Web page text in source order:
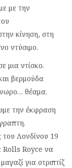
με την
κίνηση, στη
ντύσιμο.
μια ντίσκο.
βερμούδα
θέαμα.
την έκφραση
του Λονδίνου 19
Rolls Royce να
για στριπτίζ